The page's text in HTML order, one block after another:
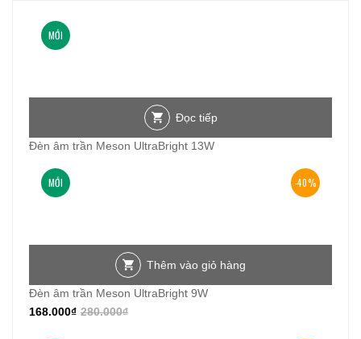
MỚI
Đọc tiếp
Đèn âm trần Meson UltraBright 13W
-40%
MỚI
Thêm vào giỏ hàng
Đèn âm trần Meson UltraBright 9W
280.000₫
168.000₫